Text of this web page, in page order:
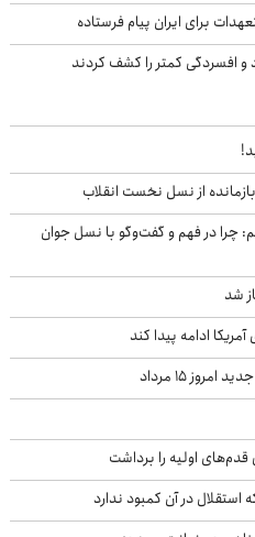
برای ایران پیام فرستاده
و افسردگی کمتر را کشف کردند
چرا در فهم و گفت‌وگو با نسل جوان
شد
ادامه پیدا کند
۱۵ مرداد
اولیه را برداشت
در آن کمبود ندارد